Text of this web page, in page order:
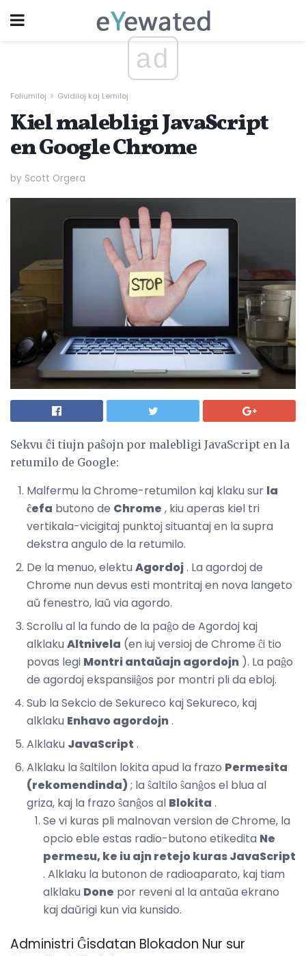
ad
Foliumiloj Gvidiloj kaj Lerniloj
Kiel malebligi JavaScript
en Google Chrome
by Scott Orgera
Sekvu ĉi tiujn paŝojn por malebligi JavaScript en la
retumilo de Google:
Malfermu la Chrome-retumilon kaj klaku sur la
ĉefa butono de Chrome , kiu aperas kiel tri
vertikala-vicigitaj punktoj situantaj en la supra
dekstra angulo de la retumilo.
De la menuo, elektu Agordoj. La agordoj de
Chrome nun devus esti montritaj en nova langeto
aŭ fenestro, laŭ via agordo.
Scrollu al la fundo de la paĝo de Agordoj kaj
alklaku Altnivela (en iuj versioj de Chrome ĉi tio
povas legi Montri antaŭajn agordojn ). La paĝo
de agordoj ekspansiiĝos por montri pli da ebloj.
Sub la Sekcio de Sekureco kaj Sekureco, kaj
alklaku Enhavo agordojn.
Alklaku JavaScript .
Alklaku la ŝaltilon lokita apud la frazo Permesita
(rekomendinda); la ŝaltilo ŝanĝos el blua al
griza, kaj la frazo ŝanĝos al Blokita .
Se vi kuras pli malnovan version de Chrome, la
opcio eble estas radio-butono etikedita Ne
permesu, ke iu ajn retejo kuras JavaScript
. Alklaku la butonon de radioaparato, kaj tiam
alklaku Done por reveni al la antaŭa ekrano
kaj daŭrigi kun via kunsido.
Administri Ĝisdatan Blokadon Nur sur